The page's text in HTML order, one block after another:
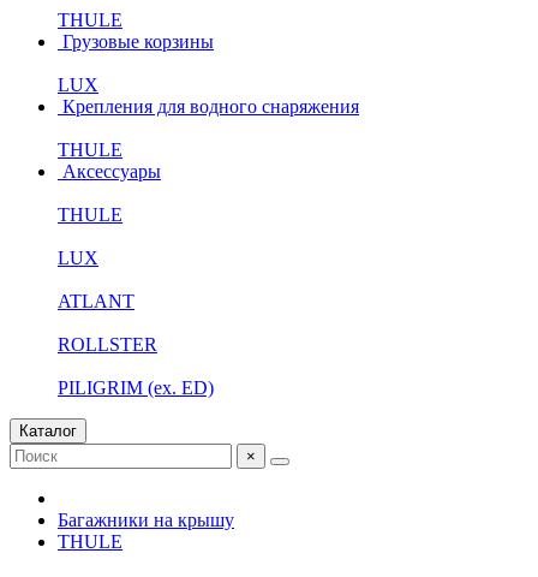
THULE
Грузовые корзины
LUX
Крепления для водного снаряжения
THULE
Аксессуары
THULE
LUX
ATLANT
ROLLSTER
PILIGRIM (ex. ED)
Каталог
×
Багажники на крышу
THULE